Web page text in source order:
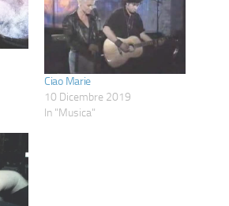
Ciao Marie
10 Dicembre 2019
In "Musica"